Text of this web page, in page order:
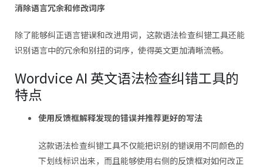
消除语言冗余和修改词序
除了能够纠正语言错误和改进用词，这款语法检查纠错工具还能
识别语言中的冗余和别扭的词序，使得英文更加清晰流畅。
Wordvice AI 英文语法检查纠错工具的
特点
使用反馈框解释发现的错误并推荐更好的写法
这款语法检查纠错工具不仅能把识别的错误用不同颜色的
下划线标识出来，而且能够使用右侧的反馈框对如何改正